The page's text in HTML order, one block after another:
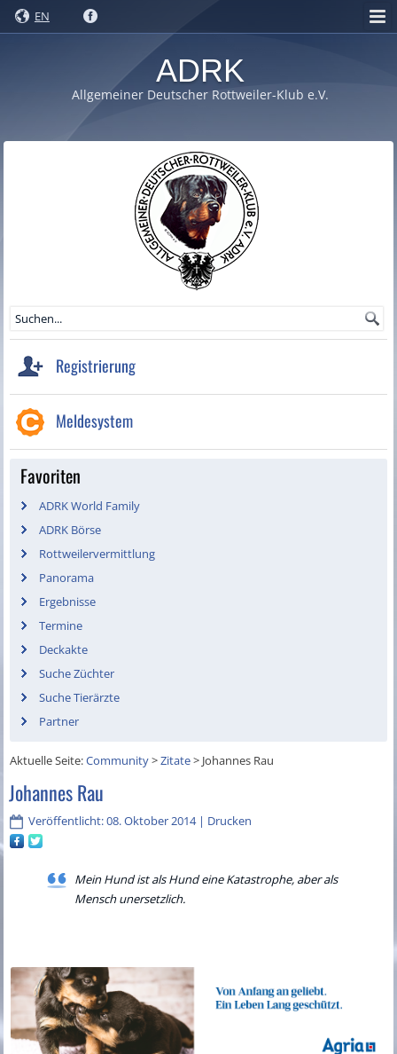
EN
ADRK
Allgemeiner Deutscher Rottweiler-Klub e.V.
Registrierung
Meldesystem
Favoriten
ADRK World Family
ADRK Börse
Rottweilervermittlung
Panorama
Ergebnisse
Termine
Deckakte
Suche Züchter
Suche Tierärzte
Partner
Aktuelle Seite:Community>Zitate> Johannes Rau
Johannes Rau
Veröffentlicht: 08. Oktober 2014| Drucken
Mein Hund ist als Hund eine Katastrophe, aber als
Mensch unersetzlich.